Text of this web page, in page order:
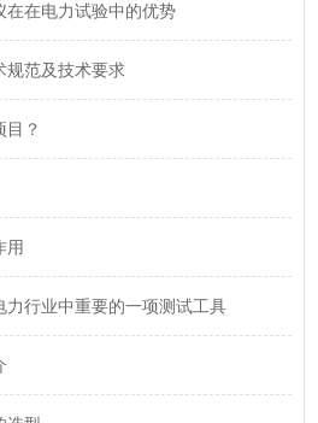
在在电力试验中的优势
规范及技术要求
目？
用
行业中重要的一项测试工具